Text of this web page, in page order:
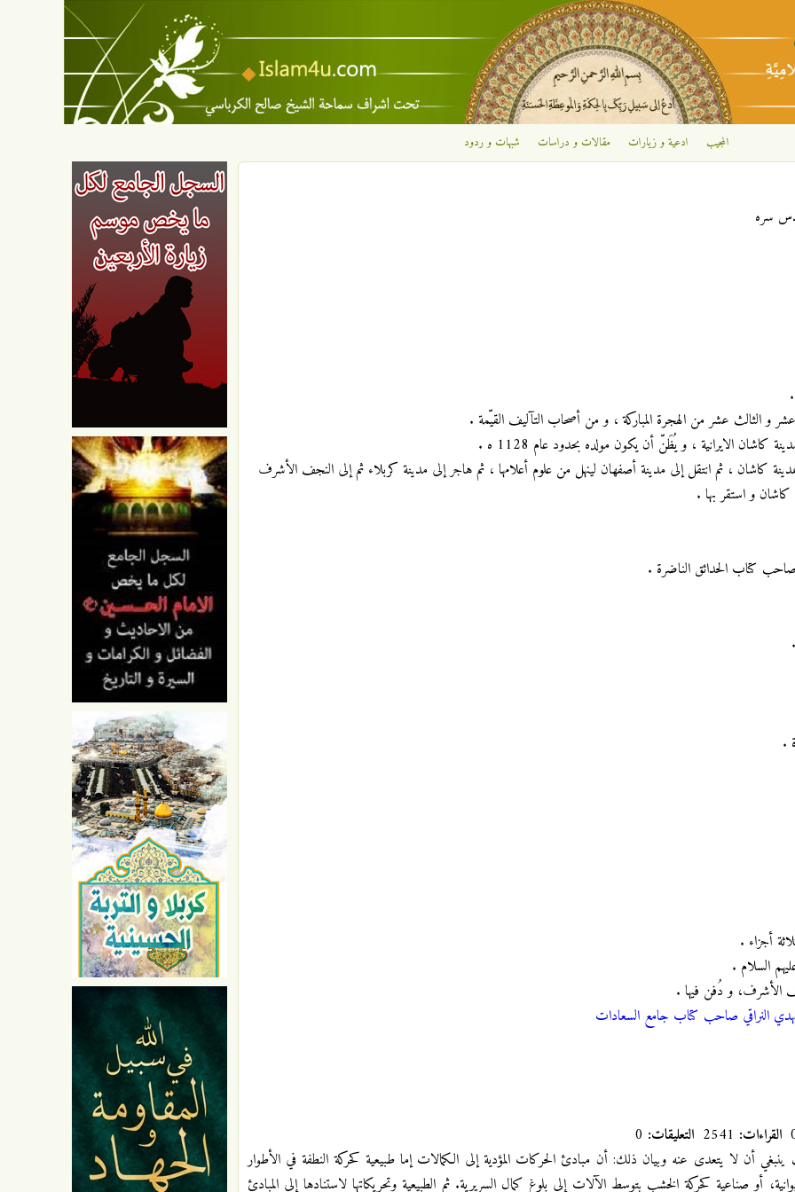
تجاوز إلى المحتوى الرئيسي
المجيب ادعية و زيارات مقالات و دراسات شبهات و ردود
سره
عشر و الثالث عشر من الهجرة المباركة ، و من أصحاب التآليف القيّمة .
الايرانية ، و يُظَنّ أن يكون مولده بحدود عام 1128 ه .
بمدينة كاشان ، ثم انتقل إلى مدينة أصفهان لينهل من علوم أعلامها ، ثم هاجر إلى مدينة كربلاء ثم إلى النجف الأشرف
كاشان و استقر بها .
صاحب كتاب الحدائق الناضرة .
.
أجزاء .
السلام .
النراقي صاحب كتاب جامع السعادات
القراءات: التعليقات:
أن لا يتعدى عنه وبيان ذلك: أن مبادئ الحركات المؤدية إلى الكمالات إما طبيعية كحركة النطفة في الأطوار
أو صناعية كحركة الخشب بتوسط الآلات إلى بلوغ كمال السريرية. ثم الطبيعية وتحريكاتها لاستنادها إلى المبادئ